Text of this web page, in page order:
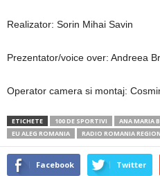
Realizator: Sorin Mihai Savin
Prezentator/voice over: Andreea
Operator camera si montaj:
ETICHETE 100 DE SPORTIVI ANA MARIA
EU ALEG ROMANIA
RADIO ROMANIA
Facebook Twitter